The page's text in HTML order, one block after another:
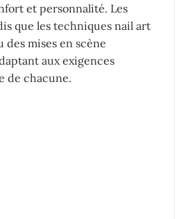
et personnalité. Les
que les techniques nail art
mises en scène
aux exigences
de chacune.